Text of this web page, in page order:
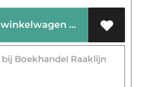
Voeg toe aan mijn winkelwagen
Boekhandel Raaklijn